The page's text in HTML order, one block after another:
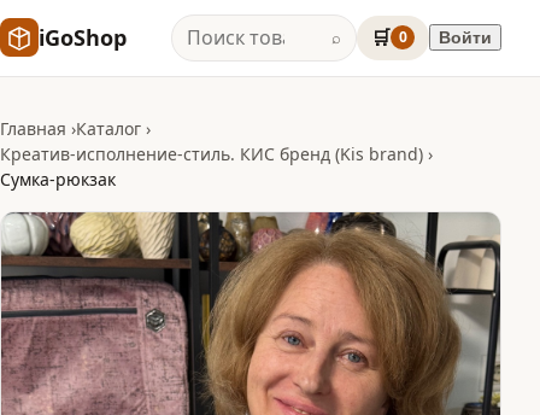
iGoShop ⌕ 🛒 0 Войти
Главная Каталог
Креатив-исполнение-стиль. КИС бренд (Kis brand)
Сумка-рюкзак